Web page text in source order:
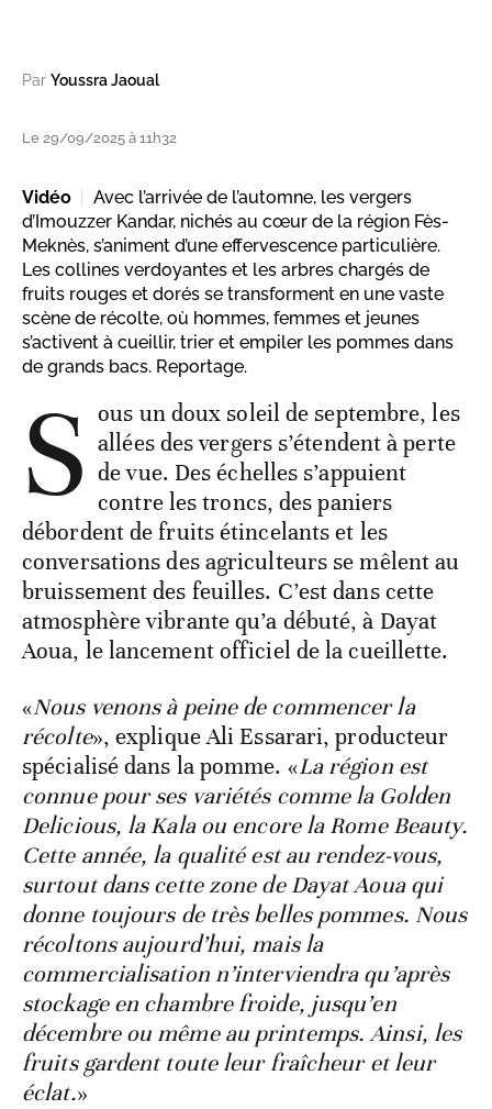
Par Youssra Jaoual
Le 29/09/2025 à 11h32
Vidéo
Avec l’arrivée de l’automne, les vergers
d’Imouzzer Kandar, nichés au cœur de la région Fès-
Meknès, s’animent d’une effervescence particulière.
Les collines verdoyantes et les arbres chargés de
fruits rouges et dorés se transforment en une vaste
scène de récolte, où hommes, femmes et jeunes
s’activent à cueillir, trier et empiler les pommes dans
de grands bacs. Reportage.
S ous un doux soleil de septembre, les
allées des vergers s’étendent à perte
de vue. Des échelles s’appuient
contre les troncs, des paniers
débordent de fruits étincelants et les
conversations des agriculteurs se mêlent au
bruissement des feuilles. C’est dans cette
atmosphère vibrante qu’a débuté, à Dayat
Aoua, le lancement officiel de la cueillette.
«Nous venons à peine de commencer la
récolte», explique Ali Essarari, producteur
spécialisé dans la pomme. «La région est
connue pour ses variétés comme la Golden
Delicious, la Kala ou encore la Rome Beauty.
Cette année, la qualité est au rendez-vous,
surtout dans cette zone de Dayat Aoua qui
donne toujours de très belles pommes. Nous
récoltons aujourd’hui, mais la
commercialisation n’interviendra qu’après
stockage en chambre froide, jusqu’en
décembre ou même au printemps. Ainsi, les
fruits gardent toute leur fraîcheur et leur
éclat.»